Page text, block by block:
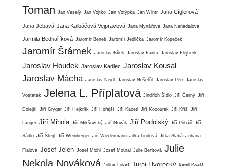
Toman
Jan Veselý Jan Vojtko Jan Votýpka Jan Wintr Jana Cíglerová
Jana Jebavá Jana Kalbáčová Vejpravová Jana Mynářová Jana Nenadalová
Jarmila Bednaříková Jaromír Beneš Jaromír Jedlička Jaromír Kopeček
Jaromír Šrámek Jaroslav Bílek Jaroslav Fanta Jaroslav Flejberk
Jaroslav Houdek Jaroslav Kadlec Jaroslav Kousal
Jaroslav Mácha Jaroslav Nejdl Jaroslav Nešetřil Jaroslav Petr Jaroslav
Vostatek Jelena L. Příplatová Jindřich Šídlo Jiří Černý Jiří
Dolejší Jiří Grygar Jiří Hejkrlík Jiří Hořejší Jiří Kacetl Jiří Kocourek Jiří Kříž Jiří
Langer Jiří Mihola Jiří Mikšovský Jiří Novák Jiří Podolský Jiří Přibáň Jiří
Sádlo Jiří Štegl Jiří Weinberger Jiří Wiedermann Jitka Lindová Jitka Slabá Johana
Fialová Josef Jelen Josef Michl Josef Moural Julie Beritová Julie
Nekola Nováková